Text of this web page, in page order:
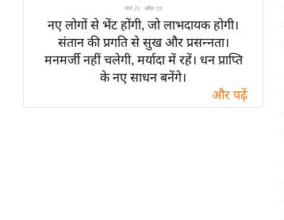
त्योहार
राशिफल
विशेष
नए लोगों से भेंट होंगी, जो लाभदायक होगी।
संतान की प्रगति से सुख और प्रसन्नता।
मनमर्जी नहीं चलेगी, मर्यादा में रहें। धन प्राप्ति
के नए साधन बनेंगे।
और पढ़ें